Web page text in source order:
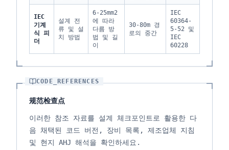
IEC
기계
식 피
더
설계 전
류 및 설
치 방법
6-25mm2
에 따라
다름 방
법 및 길
이
30-80m 경
로의 중간
IEC
60364-
5-52 및
IEC
60228
CODE_REFERENCES
规范检查点
이러한 참조 자료를 설계 체크포인트로 활용한 다
음 채택된 코드 버전, 장비 목록, 제조업체 지침
및 현지 AHJ 해석을 확인하세요.